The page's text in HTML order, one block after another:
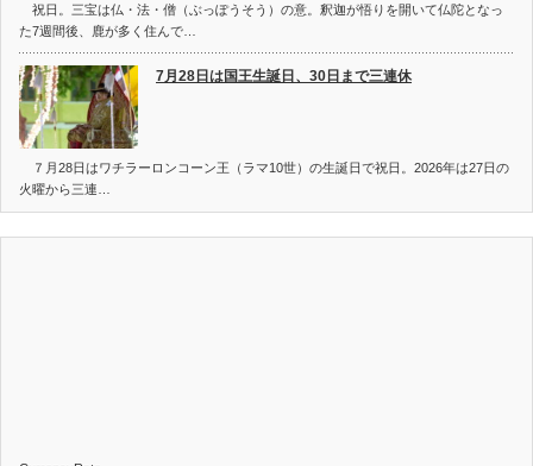
祝日。三宝は仏・法・僧（ぶっぽうそう）の意。釈迦が悟りを開いて仏陀となっ
た7週間後、鹿が多く住んで…
7月28日は国王生誕日、30日まで三連休
７月28日はワチラーロンコーン王（ラマ10世）の生誕日で祝日。2026年は27日の
火曜から三連…